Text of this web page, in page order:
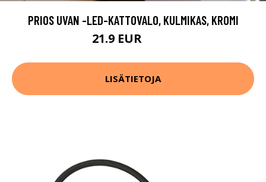
PRIOS UVAN -LED-KATTOVALO, KULMIKAS, KROMI
21.9 EUR
LISÄTIETOJA